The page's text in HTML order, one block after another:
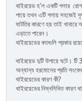
থাইরয়েড হ'ল একটি গলার
পায়ে তখন এটি গলায় সহজেই
ঘাটতির কারণে হয় তাই
এড়াতে পারেন।
থাইরয়েডের কতগুলি
থাইরয়েড দুটি উপায়ে ঘটে।
অন্যান্য হরমোনের প্রতি
থাইরয়েডের কারণ কী?
থাইরয়েডের নিম্নলিখিত কারণ